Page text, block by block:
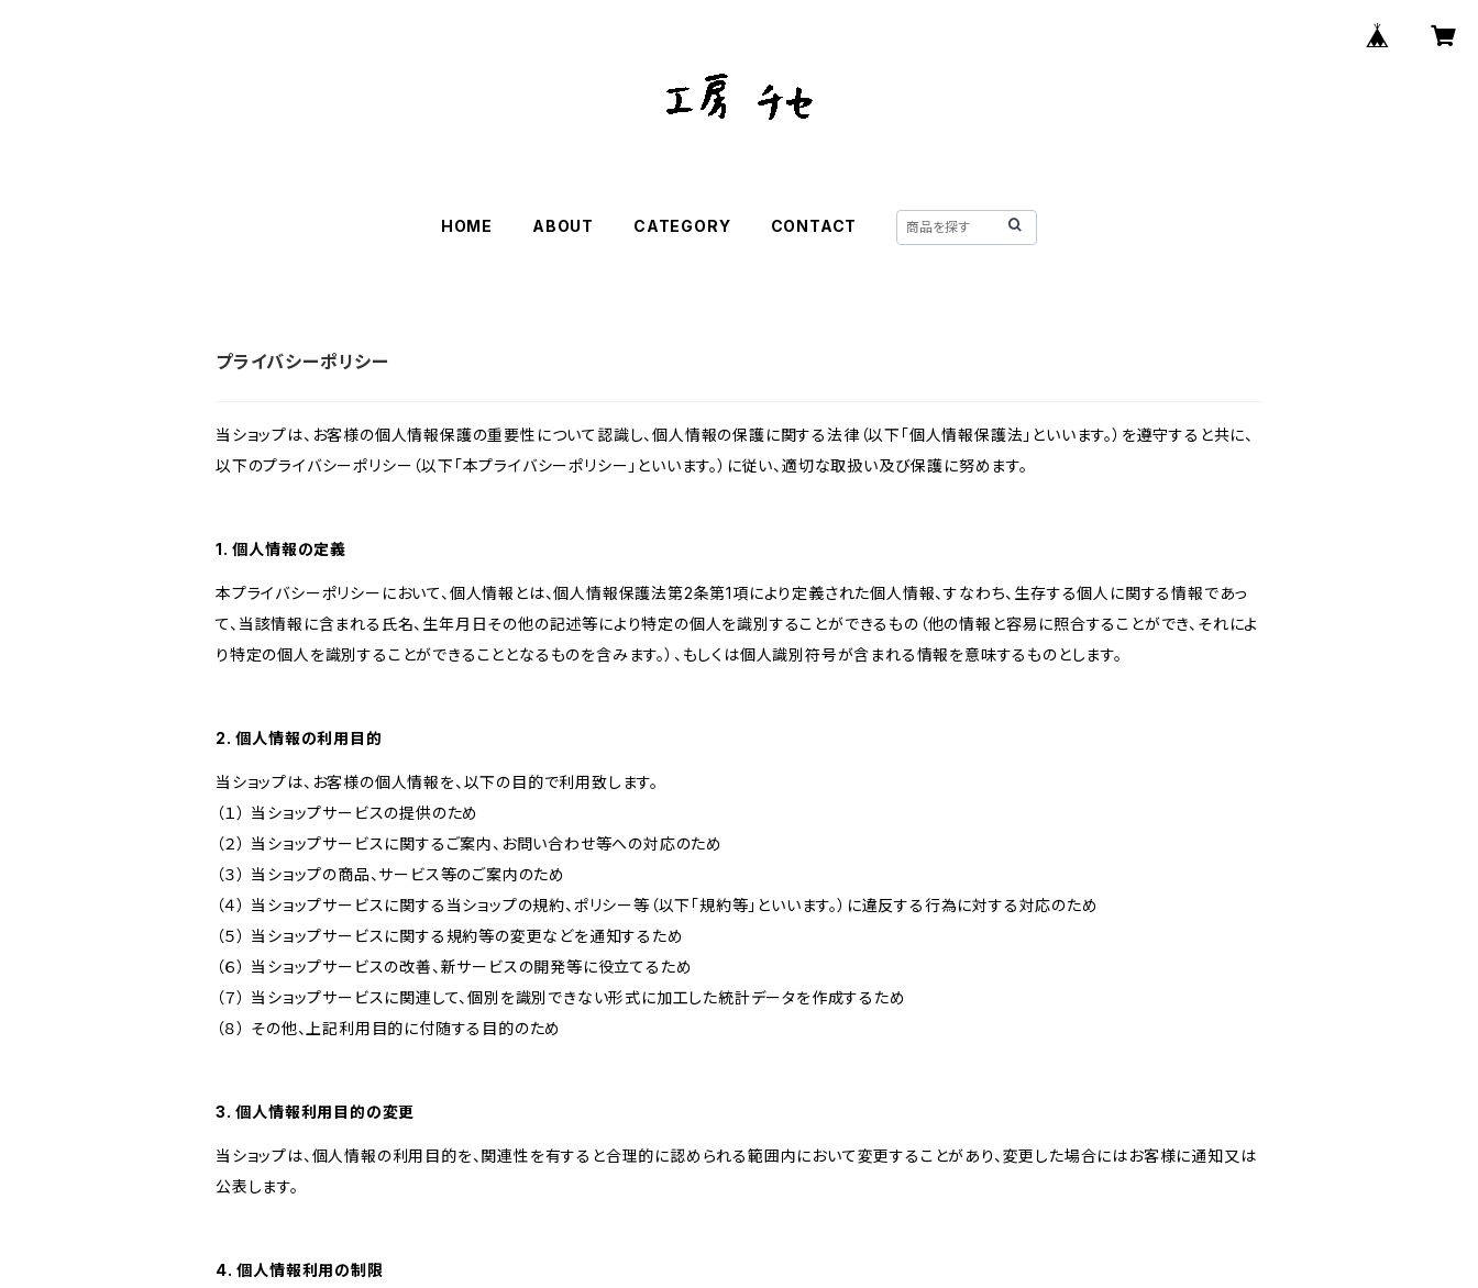
HOME ABOUT CATEGORY CONTACT
プライバシーポリシー
当ショップは、お客様の個人情報保護の重要性について認識し、個人情報の保護に関する法律（以下「個人情報保護法」といいます。）を遵守すると共に、
以下のプライバシーポリシー（以下「本プライバシーポリシー」といいます。）に従い、適切な取扱い及び保護に努めます。
1. 個人情報の定義
本プライバシーポリシーにおいて、個人情報とは、個人情報保護法第2条第1項により定義された個人情報、すなわち、生存する個人に関する情報であっ
て、当該情報に含まれる氏名、生年月日その他の記述等により特定の個人を識別することができるもの（他の情報と容易に照合することができ、それによ
り特定の個人を識別することができることとなるものを含みます。）、もしくは個人識別符号が含まれる情報を意味するものとします。
2. 個人情報の利用目的
当ショップは、お客様の個人情報を、以下の目的で利用致します。
（１） 当ショップサービスの提供のため
（２） 当ショップサービスに関するご案内、お問い合わせ等への対応のため
（３） 当ショップの商品、サービス等のご案内のため
（４） 当ショップサービスに関する当ショップの規約、ポリシー等（以下「規約等」といいます。）に違反する行為に対する対応のため
（５） 当ショップサービスに関する規約等の変更などを通知するため
（６） 当ショップサービスの改善、新サービスの開発等に役立てるため
（７） 当ショップサービスに関連して、個別を識別できない形式に加工した統計データを作成するため
（８） その他、上記利用目的に付随する目的のため
3. 個人情報利用目的の変更
当ショップは、個人情報の利用目的を、関連性を有すると合理的に認められる範囲内において変更することがあり、変更した場合にはお客様に通知又は
公表します。
4. 個人情報利用の制限